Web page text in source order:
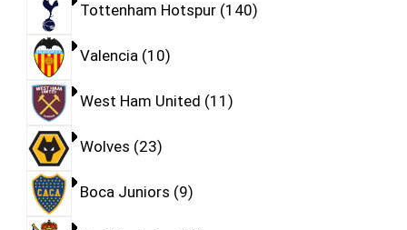
Tottenham Hotspur 140
Valencia 10
West Ham United 11
Wolves 23
Boca Juniors 9